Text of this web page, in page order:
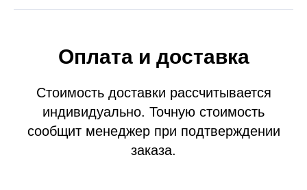
Оплата и доставка
Стоимость доставки рассчитывается
индивидуально. Точную стоимость
сообщит менеджер при подтверждении
заказа.